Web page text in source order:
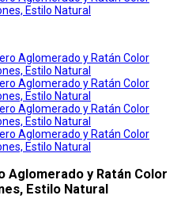
Aglomerado y Ratán Color
Estilo Natural